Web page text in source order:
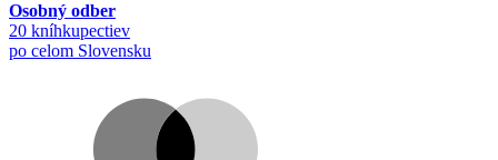
Osobný odber
20 kníhkupectiev
po celom Slovensku